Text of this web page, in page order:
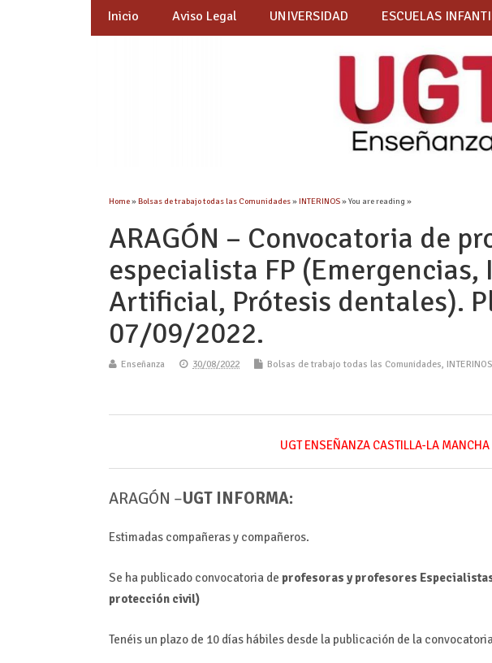
Inicio Aviso Legal UNIVERSIDAD ESCUELAS
Home»Bolsas de trabajo todas las Comunidades»INTERINOS» You are reading »
ARAGÓN – Convocatoria de
especialista FP
Artificial, Prótesis dentales).
07/09/2022.
Enseñanza 30/08/2022 Bolsas de trabajo todas las Comunidades, INTERINOS
UGT ENSEÑANZA CASTILLA-LA
ARAGÓN –UGT INFORMA:
Estimadas compañeras y compañeros.
Se ha publicado convocatoria de profesoras y profesores
protección civil)
Tenéis un plazo de 10 días hábiles desde la publicación de la